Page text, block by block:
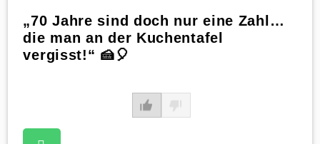
„70 Jahre sind doch nur eine Zahl…
die man an der Kuchentafel
vergisst!“ 🍰🎈